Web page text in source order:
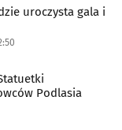
uroczysta gala i
Podlasia